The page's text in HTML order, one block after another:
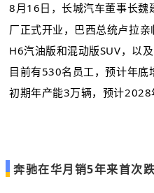
8月16日，长城汽车董事长魏
厂正式开业，巴西总统卢拉
H6汽油版和混动版SUV，以
目前有530名员工，预计年底
初期年产能3万辆，预计2028
奔驰在华月销5年来首次